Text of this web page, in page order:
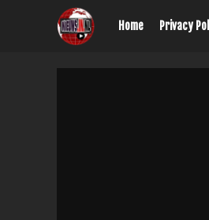
Home Privacy